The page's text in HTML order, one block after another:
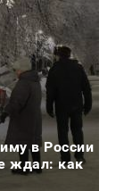
в России
ждал: как